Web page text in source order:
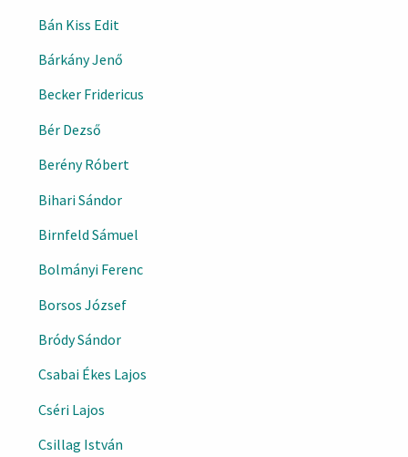
Bán Kiss Edit
Bárkány Jenő
Becker Fridericus
Bér Dezső
Berény Róbert
Bihari Sándor
Birnfeld Sámuel
Bolmányi Ferenc
Borsos József
Bródy Sándor
Csabai Ékes Lajos
Cséri Lajos
Csillag István